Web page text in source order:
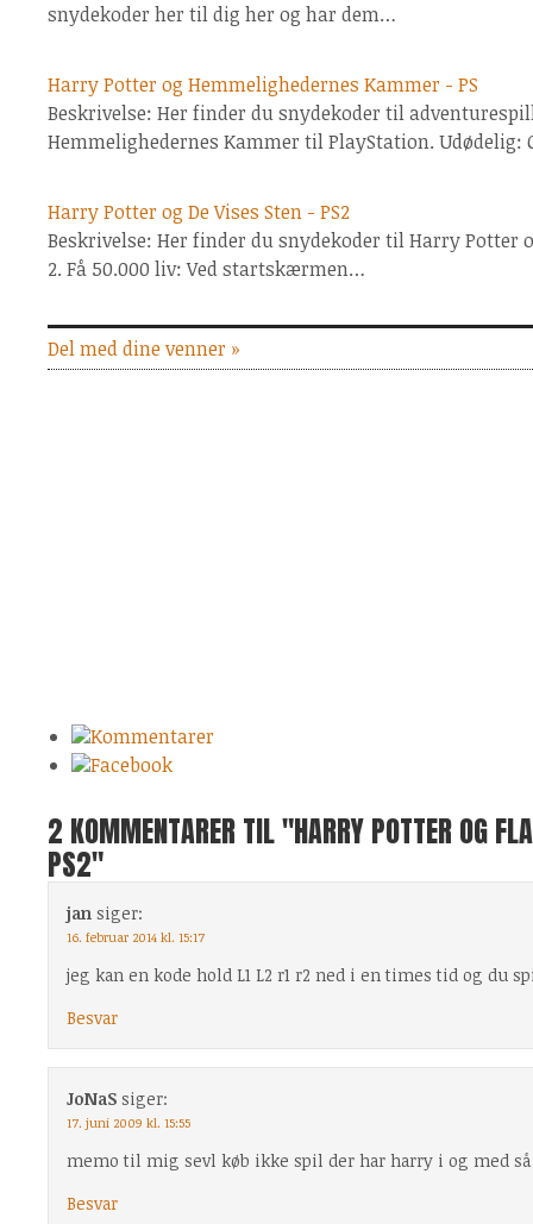
snydekoder her til dig her og har dem…
Harry Potter og Hemmelighedernes Kammer - PS
Beskrivelse: Her finder du snydekoder til
Hemmelighedernes Kammer til PlayStation. Udødelig:
Harry Potter og De Vises Sten - PS2
Beskrivelse: Her finder du snydekoder til Harry Potter
2. Få 50.000 liv: Ved startskærmen…
Del med dine venner »
Kommentarer
Facebook
2 KOMMENTARER TIL "HARRY POTTER OG
PS2"
jan siger:
16. februar 2014 kl. 15:17
jeg kan en kode hold L1 L2 r1 r2 ned i en times tid og du
Besvar
JoNaS siger:
17. juni 2009 kl. 15:55
memo til mig sevl køb ikke spil der har harry i og med
Besvar